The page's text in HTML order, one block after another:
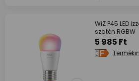
WiZ P45 LED
szatén RGBW
5 985 Ft